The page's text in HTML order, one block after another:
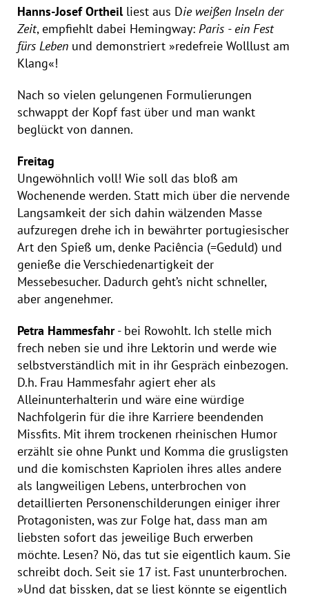
Hanns-Josef Ortheilliest aus Die weißen Inseln der
Zeit, empfiehlt dabei Hemingway: Paris - ein Fest
fürs Leben und demonstriert »redefreie Wolllust am
Klang«!
Nach so vielen gelungenen Formulierungen
schwappt der Kopf fast über und man wankt
beglückt von dannen.
Freitag
Ungewöhnlich voll! Wie soll das bloß am
Wochenende werden. Statt mich über die nervende
Langsamkeit der sich dahin wälzenden Masse
aufzuregen drehe ich in bewährter portugiesischer
Art den Spieß um, denke Paciência (=Geduld) und
genieße die Verschiedenartigkeit der
Messebesucher. Dadurch geht’s nicht schneller,
aber angenehmer.
Petra Hammesfahr- bei Rowohlt. Ich stelle mich
frech neben sie und ihre Lektorin und werde wie
selbstverständlich mit in ihr Gespräch einbezogen.
D.h. Frau Hammesfahr agiert eher als
Alleinunterhalterin und wäre eine würdige
Nachfolgerin für die ihre Karriere beendenden
Missfits. Mit ihrem trockenen rheinischen Humor
erzählt sie ohne Punkt und Komma die grusligsten
und die komischsten Kapriolen ihres alles andere
als langweiligen Lebens, unterbrochen von
detaillierten Personenschilderungen einiger ihrer
Protagonisten, was zur Folge hat, dass man am
liebsten sofort das jeweilige Buch erwerben
möchte. Lesen? Nö, das tut sie eigentlich kaum. Sie
schreibt doch. Seit sie 17 ist. Fast ununterbrochen.
»Und dat bissken, dat se liest könnte se eigentlich